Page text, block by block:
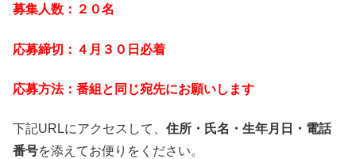
募集人数：２０名
応募締切：４月３０日必着
応募方法：番組と同じ宛先にお願いします
下記URLにアクセスして、 住所・氏名・生年月日・電話
番号を添えてお便りをください。